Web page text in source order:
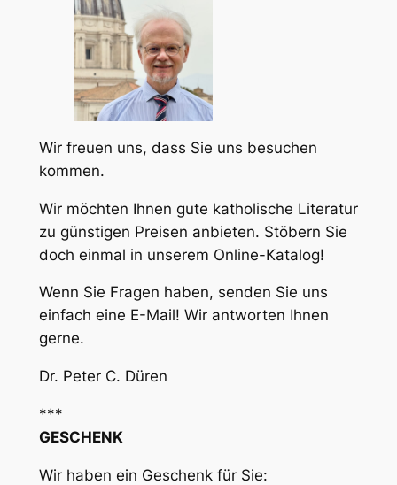
Wir freuen uns, dass Sie uns besuchen
kommen.
Wir möchten Ihnen gute katholische Literatur
zu günstigen Preisen anbieten. Stöbern Sie
doch einmal in unserem Online-Katalog!
Wenn Sie Fragen haben, senden Sie uns
einfach eine E-Mail! Wir antworten Ihnen
gerne.
Dr. Peter C. Düren
***
GESCHENK
Wir haben ein Geschenk für Sie: